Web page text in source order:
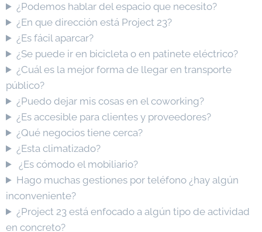
¿Podemos hablar del espacio que necesito?
¿En que dirección está Project 23?
¿Es fácil aparcar?
¿Se puede ir en bicicleta o en patinete eléctrico?
¿Cuál es la mejor forma de llegar en transporte
público?
¿Puedo dejar mis cosas en el coworking?
¿Es accesible para clientes y proveedores?
¿Qué negocios tiene cerca?
¿Esta climatizado?
¿Es cómodo el mobiliario?
Hago muchas gestiones por teléfono ¿hay algún
inconveniente?
¿Project 23 está enfocado a algún tipo de actividad
en concreto?